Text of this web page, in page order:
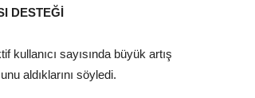
DESTEĞİ
sayısında büyük artış
aldıklarını söyledi.